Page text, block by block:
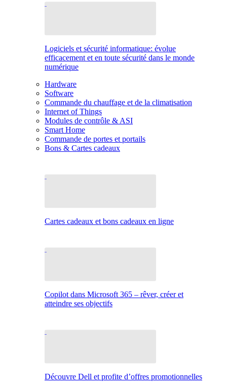
Logiciels et sécurité informatique: évolue
efficacement et en toute sécurité dans le monde
numérique
Hardware
Software
Commande du chauffage et de la climatisation
Internet of Things
Modules de contrôle & ASI
Smart Home
Commande de portes et portails
Bons & Cartes cadeaux
Cartes cadeaux et bons cadeaux en ligne
Copilot dans Microsoft 365 – rêver, créer et
atteindre ses objectifs
Découvre Dell et profite d’offres promotionnelles